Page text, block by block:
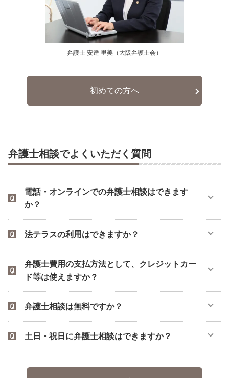
弁護士 安達 里美（大阪弁護士会）
初めての方へ
弁護士相談でよくいただく質問
電話・オンラインでの弁護士相談はできます
か？
法テラスの利用はできますか？
弁護士費用の支払方法として、クレジットカー
ド等は使えますか？
弁護士相談は無料ですか？
土日・祝日に弁護士相談はできますか？